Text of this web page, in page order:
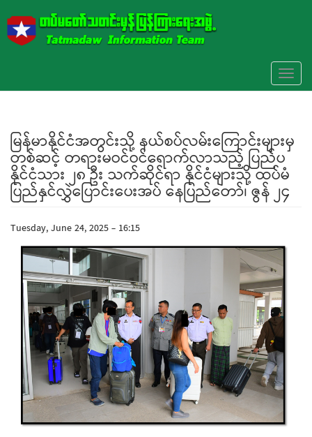
မြန်မာနိုင်ငံအတွင်းသို့ နယ်စပ်လမ်းကြောင်းများမှ
တစ်ဆင့် တရားမဝင်ဝင်ရောက်လာသည့် ပြည်ပ
နိုင်ငံသား ၂၈ ဦး သက်ဆိုင်ရာ နိုင်ငံများသို့ ထပ်မံ
ပြည်နှင်လွှဲပြောင်းပေးအပ် နေပြည်တော်၊ ဇွန် ၂၄
Tuesday, June 24, 2025 - 16:15